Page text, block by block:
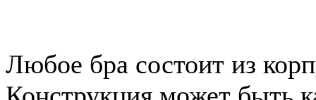
Любое бра состоит из